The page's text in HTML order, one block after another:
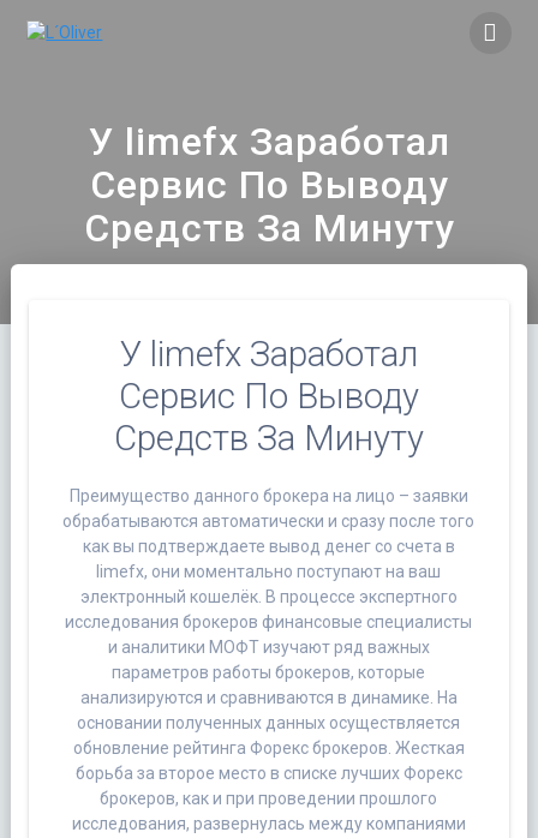
У limefx Заработал
Сервис По Выводу
Средств За Минуту
У limefx Заработал
Сервис По Выводу
Средств За Минуту
Преимущество данного брокера на лицо – заявки
обрабатываются автоматически и сразу после того
как вы подтверждаете вывод денег со счета в
limefx, они моментально поступают на ваш
электронный кошелёк. В процессе экспертного
исследования брокеров финансовые специалисты
и аналитики МОФТ изучают ряд важных
параметров работы брокеров, которые
анализируются и сравниваются в динамике. На
основании полученных данных осуществляется
обновление рейтинга Форекс брокеров. Жесткая
борьба за второе место в списке лучших Форекс
брокеров, как и при проведении прошлого
исследования, развернулась между компаниями